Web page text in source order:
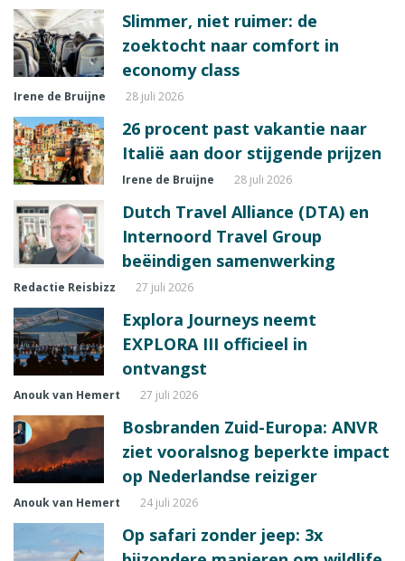
Slimmer, niet ruimer: de
zoektocht naar comfort in
economy class
Irene de Bruijne 28 juli 2026
26 procent past vakantie naar
Italië aan door stijgende prijzen
Irene de Bruijne 28 juli 2026
Dutch Travel Alliance (DTA) en
Internoord Travel Group
beëindigen samenwerking
Redactie Reisbizz 27 juli 2026
Explora Journeys neemt
EXPLORA III officieel in
ontvangst
Anouk van Hemert 27 juli 2026
Bosbranden Zuid-Europa: ANVR
ziet vooralsnog beperkte impact
op Nederlandse reiziger
Anouk van Hemert 24 juli 2026
Op safari zonder jeep: 3x